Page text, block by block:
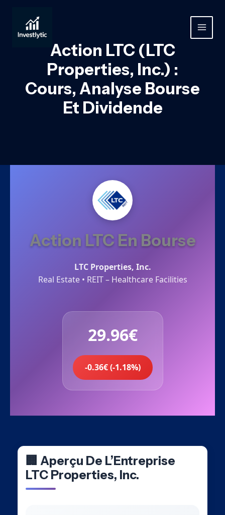
contenu
MAIN
Action LTC (LTC
Properties, Inc.) :
Cours, Analyse Bourse
Et Dividende
Action LTC En Bourse
LTC Properties, Inc.
Real Estate • REIT – Healthcare Facilities
29.96€
-0.36€ (-1.18%)
🏢 Aperçu De L’Entreprise
LTC Properties, Inc.